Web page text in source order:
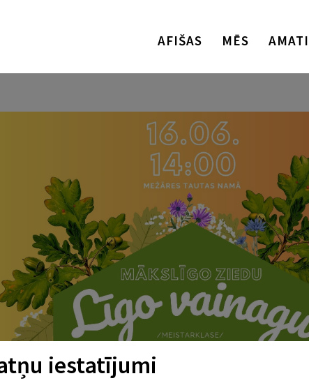
AFIŠAS MĒS
iestatījumi